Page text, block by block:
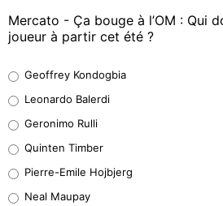
Mercato - Ça bouge à l’OM : Qui
joueur à partir cet été ?
37%
32%
5%
Geoffrey Kondogbia
Leonardo Balerdi
Geronimo Rulli
Quinten Timber
Pierre-Emile Hojbjerg
Neal Maupay